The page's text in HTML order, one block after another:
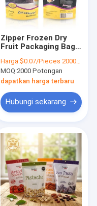
Zipper Frozen Dry
Fruit Packaging Bags
Film Konservasi Fruit
Packing Bag
Harga:$0.07/Pieces 2000-99999 Pieces
MOQ:2000 Potongan
dapatkan harga terbaru
Hubungi sekarang